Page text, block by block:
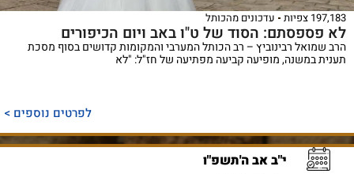
197,183 צפיות עדכונים מהכותל
לא פספסתם: הסוד של ט"ו באב ויום הכיפורים
הרב שמואל רבינוביץ – רב הכותל המערבי והמקומות קדושים בסוף מסכת
תענית במשנה, מופיעה קביעה מפתיעה של חז"ל: "לא
לפרטים נוספים >
י"ב אב ה'תשפ"ו